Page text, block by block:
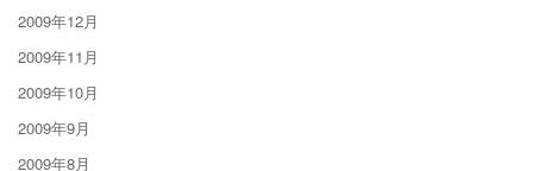
2009年12月
2009年11月
2009年10月
2009年9月
2009年8月